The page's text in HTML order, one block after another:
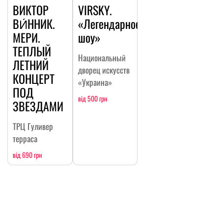
ВИКТОР
ВИ́ННИК.
МЕРИ.
ТЕПЛЫЙ
ЛЕТНИЙ
КОНЦЕРТ
ПОД
ЗВЕЗДАМИ
ТРЦ Гуливер
терраса
від 690 грн
VIRSKY.
«Легендарное
шоу»
Национальный
дворец искусств
«Украина»
від 500 грн